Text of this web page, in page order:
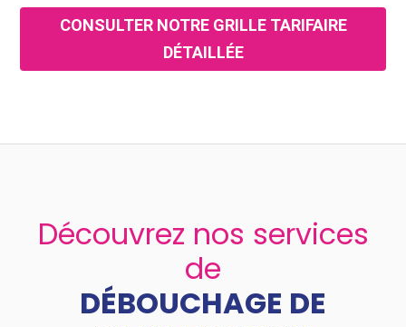
CONSULTER NOTRE GRILLE TARIFAIRE
DÉTAILLÉE
Découvrez nos services
de
DÉBOUCHAGE DE